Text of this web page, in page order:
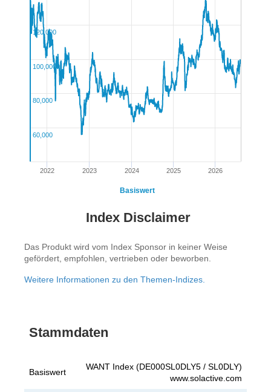
2022 2023 2024 2025 2026
60,000
80,000
100,000
120,000
Basiswert
Index Disclaimer
Das Produkt wird vom Index Sponsor in keiner Weise
gefördert, empfohlen, vertrieben oder beworben.
Weitere Informationen zu den Themen-Indizes.
Stammdaten
Basiswert
WANT Index (DE000SL0DLY5 / SL0DLY)
www.solactive.com